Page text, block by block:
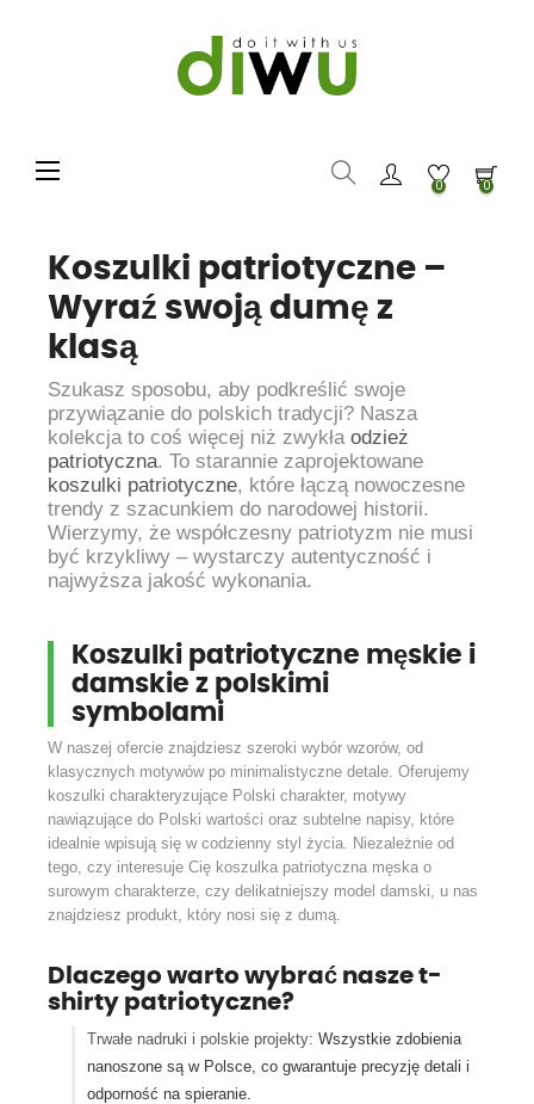
Toggle navigation
☰ 0 0
Koszulki patriotyczne –
Wyraź swoją dumę z
klasą
Szukasz sposobu, aby podkreślić swoje
przywiązanie do polskich tradycji? Nasza
kolekcja to coś więcej niż zwykła odzież
patriotyczna. To starannie zaprojektowane
koszulki patriotyczne, które łączą nowoczesne
trendy z szacunkiem do narodowej historii.
Wierzymy, że współczesny patriotyzm nie musi
być krzykliwy – wystarczy autentyczność i
najwyższa jakość wykonania.
Koszulki patriotyczne męskie i
damskie z polskimi
symbolami
W naszej ofercie znajdziesz szeroki wybór wzorów, od
klasycznych motywów po minimalistyczne detale. Oferujemy
koszulki charakteryzujące Polski charakter, motywy
nawiązujące do Polski wartości oraz subtelne napisy, które
idealnie wpisują się w codzienny styl życia. Niezależnie od
tego, czy interesuje Cię koszulka patriotyczna męska o
surowym charakterze, czy delikatniejszy model damski, u nas
znajdziesz produkt, który nosi się z dumą.
Dlaczego warto wybrać nasze t-
shirty patriotyczne?
Trwałe nadruki i polskie projekty: Wszystkie zdobienia
nanoszone są w Polsce, co gwarantuje precyzję detali i
odporność na spieranie.